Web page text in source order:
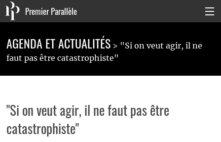
Premier Parallèle
Collection Carnets
Collection Poche
AGENDA ET ACTUALITÉS
"Si on veut agir, il ne
faut pas être catastrophiste"
"Si on veut agir, il ne faut pas être
catastrophiste"